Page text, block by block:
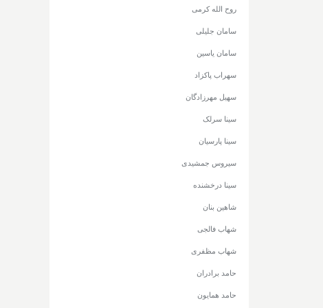
روح الله کرمی
سامان جلیلی
سامان یاسین
سهراب پاکزاد
سهیل مهرزادگان
سینا سرلک
سینا پارسیان
سیروس جمشیدی
سینا درخشنده
شاهین بنان
شهاب فالجی
شهاب مظفری
حامد برادران
حامد همایون